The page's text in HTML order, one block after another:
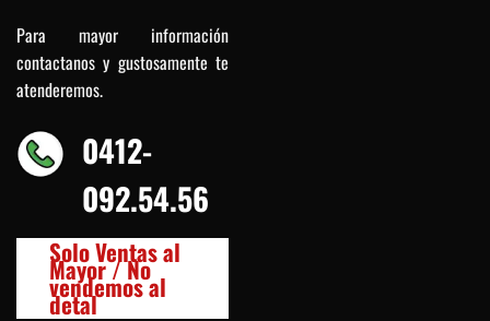
Para mayor información
contactanos y gustosamente te
atenderemos.
0412-
092.54.56
Solo Ventas al
Mayor / No
vendemos al
detal